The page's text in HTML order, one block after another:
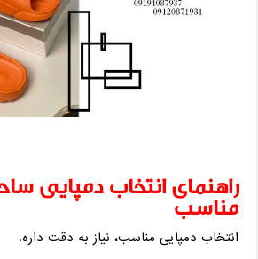
راهنمای انتخاب دمپایی
مناسب
انتخاب دمپایی مناسب، نیاز به دقت داره.